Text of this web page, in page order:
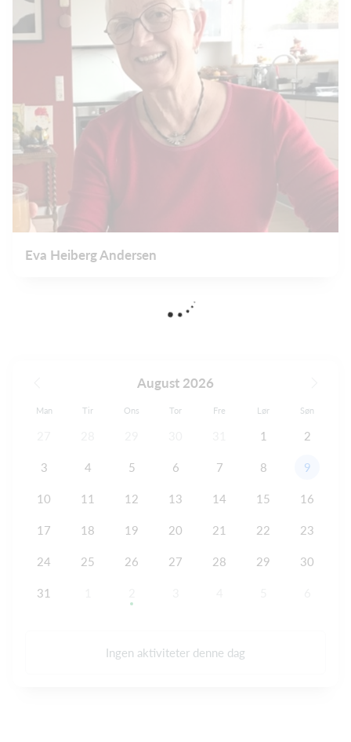
Eva Heiberg Andersen
August 2026
Man Tir Ons Tor Fre Lør Søn
1 2
3 4 5 6 7 8 9
10 11 12 13 14 15 16
17 18 19 20 21 22 23
24 25 26 27 28 29 30
31
Ingen aktiviteter denne dag